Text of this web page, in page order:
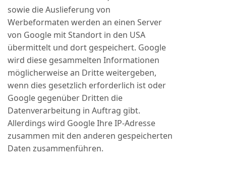
sowie die Auslieferung von
Werbeformaten werden an einen Server
von Google mit Standort in den USA
übermittelt und dort gespeichert. Google
wird diese gesammelten Informationen
möglicherweise an Dritte weitergeben,
wenn dies gesetzlich erforderlich ist oder
Google gegenüber Dritten die
Datenverarbeitung in Auftrag gibt.
Allerdings wird Google Ihre IP-Adresse
zusammen mit den anderen gespeicherten
Daten zusammenführen.